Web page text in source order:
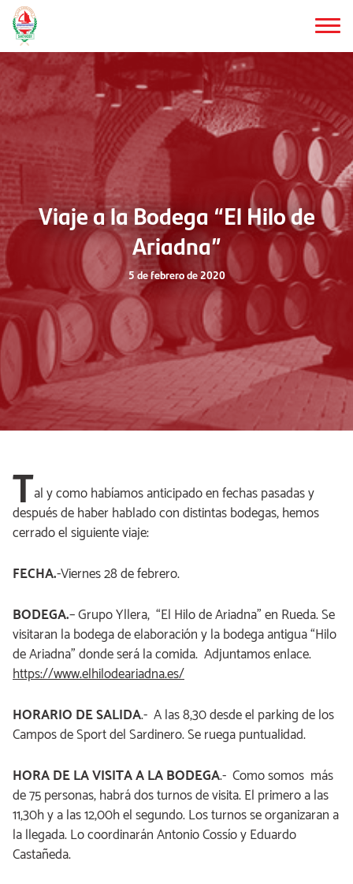
Saltar
al
contenido
principal
Viaje a la Bodega “El Hilo de
Ariadna”
5 de febrero de 2020
Tal y como habíamos anticipado en fechas pasadas y
después de haber hablado con distintas bodegas, hemos
cerrado el siguiente viaje:
FECHA.-Viernes 28 de febrero.
BODEGA.– Grupo Yllera, “El Hilo de Ariadna” en Rueda. Se
visitaran la bodega de elaboración y la bodega antigua “Hilo
de Ariadna” donde será la comida. Adjuntamos enlace.
https://www.elhilodeariadna.es/
HORARIO DE SALIDA.- A las 8,30 desde el parking de los
Campos de Sport del Sardinero. Se ruega puntualidad.
HORA DE LA VISITA A LA BODEGA.- Como somos más
de 75 personas, habrá dos turnos de visita. El primero a las
11,30h y a las 12,00h el segundo. Los turnos se organizaran a
la llegada. Lo coordinarán Antonio Cossío y Eduardo
Castañeda.